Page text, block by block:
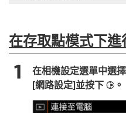
在存取點模式下進
在相機設定選單中選
[網路設定]並按下 2 。